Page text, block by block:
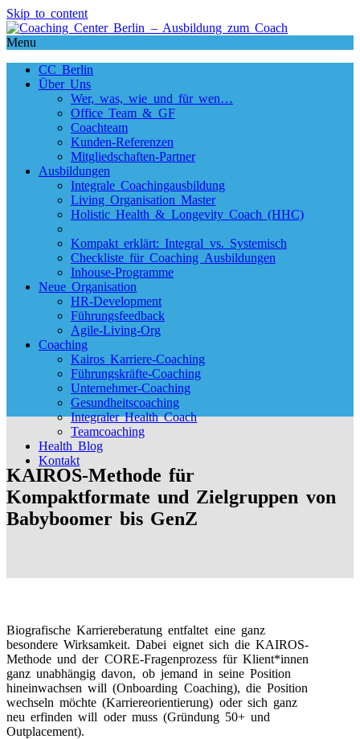
Skip to content
Menu
CC Berlin
Über Uns
Wer, was, wie und für wen…
Office Team & GF
Coachteam
Kunden-Referenzen
Mitgliedschaften-Partner
Ausbildungen
Integrale Coachingausbildung
Living Organisation Master
Holistic Health & Longevity Coach (HHC)
Kompakt erklärt: Integral vs. Systemisch
Checkliste für Coaching Ausbildungen
Inhouse-Programme
Neue Organisation
HR-Development
Führungsfeedback
Agile-Living-Org
Coaching
Kairos Karriere-Coaching
Führungskräfte-Coaching
Unternehmer-Coaching
Gesundheitscoaching
Integraler Health Coach
Teamcoaching
Health Blog
Kontakt
KAIROS-Methode für
Kompaktformate und Zielgruppen von
Babyboomer bis GenZ
Biografische Karriereberatung entfaltet eine ganz
besondere Wirksamkeit. Dabei eignet sich die KAIROS-
Methode und der CORE-Fragenprozess für Klient*innen
ganz unabhängig davon, ob jemand in seine Position
hineinwachsen will (Onboarding Coaching), die Position
wechseln möchte (Karriereorientierung) oder sich ganz
neu erfinden will oder muss (Gründung 50+ und
Outplacement).